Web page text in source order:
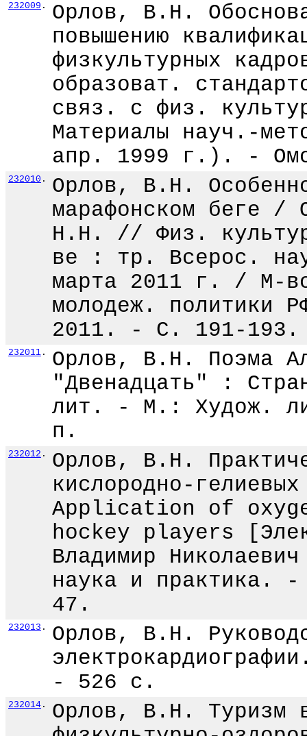
232009 .
Орлов, В.Н.
повышению
физкультурных
образоват.
связ. с физ.
Материалы науч.-
апр. 1999 г.). -
232010 .
Орлов, В.Н.
марафонском беге /
Н.Н. // Физ.
ве : тр. Всерос.
марта 2011 г. / М-
молодеж.
2011. - С. 191-193.
232011 .
Орлов, В.Н. Поэма
"Двенадцать" :
лит. - М.: Худож.
п.
232012 .
Орлов, В.Н.
кислородно-
Application of
hockey players
Владимир
наука и
47.
232013 .
Орлов, В.Н.
- 526 с.
232014 .
Орлов, В.Н. Туризм